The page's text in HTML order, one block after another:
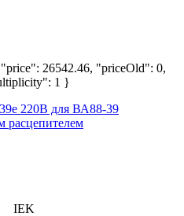
26542.46, "priceOld": 0,
1 }
IEK